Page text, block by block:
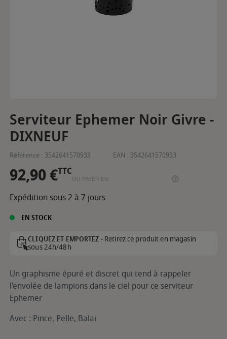
Serviteur Ephemer Noir Givre -
DIXNEUF
Référence : 3542641570933 EAN : 3542641570933
92,90 €TTC
OU PAYER EN
Expédition sous 2 à 7 jours
EN STOCK
CLIQUEZ ET EMPORTEZ -Retirez ce produit en magasin
sous 24h/48h
Un graphisme épuré et discret qui tend à rappeler
l'envolée de lampions dans le ciel pour ce serviteur
Ephemer
Avec : Pince, Pelle, Balai